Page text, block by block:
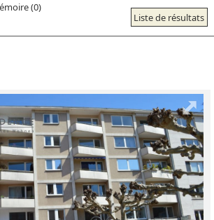
Liste de résultats
(0)